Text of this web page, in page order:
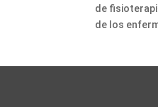
de
de los